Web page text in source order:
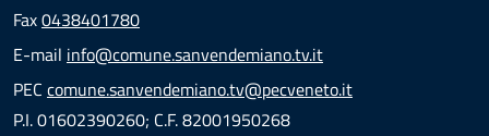
Fax0438401780
E-mail info@comune.sanvendemiano.tv.it
PEC comune.sanvendemiano.tv@pecveneto.it
P.I. 01602390260; C.F. 82001950268